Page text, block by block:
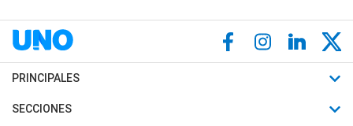
PRINCIPALES
Últimas Noticias
SECCIONES